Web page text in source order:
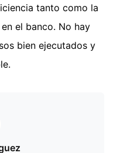
tanto como la
el banco. No hay
bien ejecutados y